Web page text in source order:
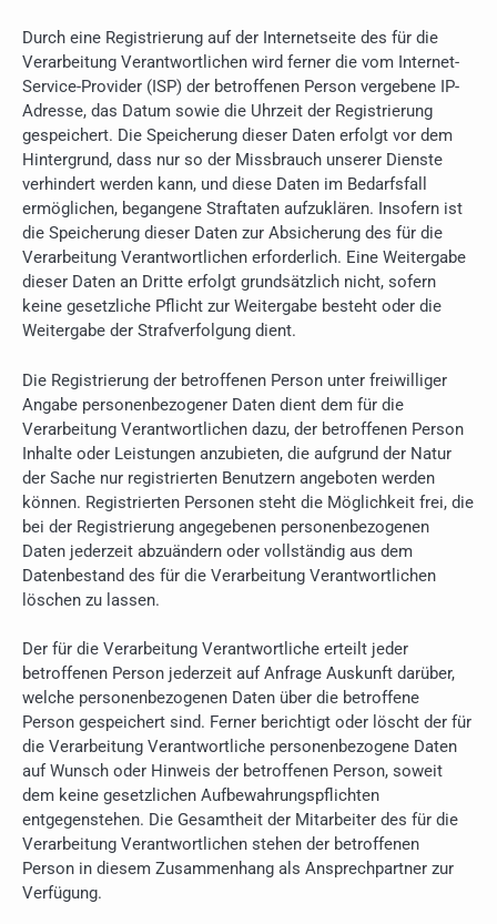
Durch eine Registrierung auf der Internetseite des für die
Verarbeitung Verantwortlichen wird ferner die vom Internet-
Service-Provider (ISP) der betroffenen Person vergebene IP-
Adresse, das Datum sowie die Uhrzeit der Registrierung
gespeichert. Die Speicherung dieser Daten erfolgt vor dem
Hintergrund, dass nur so der Missbrauch unserer Dienste
verhindert werden kann, und diese Daten im Bedarfsfall
ermöglichen, begangene Straftaten aufzuklären. Insofern ist
die Speicherung dieser Daten zur Absicherung des für die
Verarbeitung Verantwortlichen erforderlich. Eine Weitergabe
dieser Daten an Dritte erfolgt grundsätzlich nicht, sofern
keine gesetzliche Pflicht zur Weitergabe besteht oder die
Weitergabe der Strafverfolgung dient.
Die Registrierung der betroffenen Person unter freiwilliger
Angabe personenbezogener Daten dient dem für die
Verarbeitung Verantwortlichen dazu, der betroffenen Person
Inhalte oder Leistungen anzubieten, die aufgrund der Natur
der Sache nur registrierten Benutzern angeboten werden
können. Registrierten Personen steht die Möglichkeit frei, die
bei der Registrierung angegebenen personenbezogenen
Daten jederzeit abzuändern oder vollständig aus dem
Datenbestand des für die Verarbeitung Verantwortlichen
löschen zu lassen.
Der für die Verarbeitung Verantwortliche erteilt jeder
betroffenen Person jederzeit auf Anfrage Auskunft darüber,
welche personenbezogenen Daten über die betroffene
Person gespeichert sind. Ferner berichtigt oder löscht der für
die Verarbeitung Verantwortliche personenbezogene Daten
auf Wunsch oder Hinweis der betroffenen Person, soweit
dem keine gesetzlichen Aufbewahrungspflichten
entgegenstehen. Die Gesamtheit der Mitarbeiter des für die
Verarbeitung Verantwortlichen stehen der betroffenen
Person in diesem Zusammenhang als Ansprechpartner zur
Verfügung.